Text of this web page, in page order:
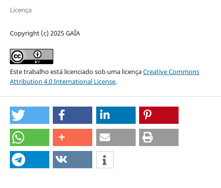
Licença
Copyright (c) 2025 GAÎA
Este trabalho está licenciado sob uma licençaCreative Commons
Attribution 4.0 International License.